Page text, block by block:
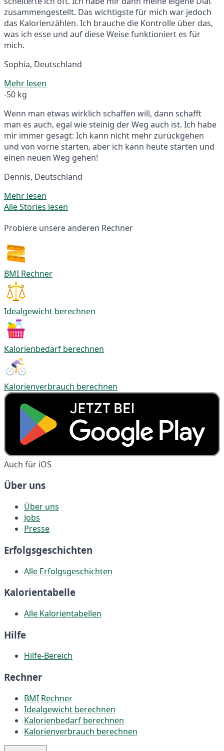
zusammengestellt. Das wichtigste für mich war jedoch
das Kalorienzählen. Ich brauche die Kontrolle über das,
was ich esse und auf diese Weise funktioniert es für
mich.
Sophia, Deutschland
Mehr lesen
-50 kg
Wenn man etwas wirklich schaffen will, dann schafft
man es auch, egal wie steinig der Weg auch ist. Ich habe
mir immer gesagt: Ich kann nicht mehr zurückgehen
und von vorne starten, aber ich kann heute starten und
einen neuen Weg gehen!
Dennis, Deutschland
Mehr lesen
Alle Stories lesen
Probiere unsere anderen Rechner
BMI Rechner
Idealgewicht berechnen
Kalorienbedarf berechnen
Kalorienverbrauch berechnen
Auch für iOS
Über uns
Über uns
Jobs
Presse
Erfolgsgeschichten
Alle Erfolgsgeschichten
Kalorientabelle
Alle Kalorientabellen
Hilfe
Hilfe-Bereich
Rechner
BMI Rechner
Idealgewicht berechnen
Kalorienbedarf berechnen
Kalorienverbrauch berechnen